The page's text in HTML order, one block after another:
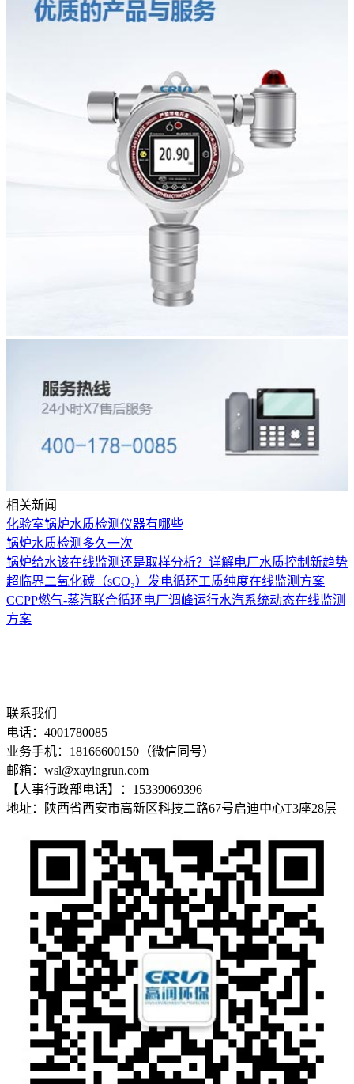
相关新闻
化验室锅炉水质检测仪器有哪些
锅炉水质检测多久一次
锅炉给水该在线监测还是取样分析？详解电厂水质控制新趋势
超临界二氧化碳（sCO₂）发电循环工质纯度在线监测方案
CCPP燃气-蒸汽联合循环电厂调峰运行水汽系统动态在线监测
方案
联系我们
电话：4001780085
业务手机：18166600150（微信同号）
邮箱：wsl@xayingrun.com
【人事行政部电话】：15339069396
地址：陕西省西安市高新区科技二路67号启迪中心T3座28层